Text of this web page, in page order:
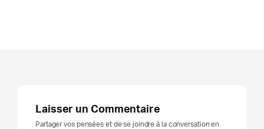
Laisser un Commentaire
Partager vos pensées et de se joindre à la conversation en